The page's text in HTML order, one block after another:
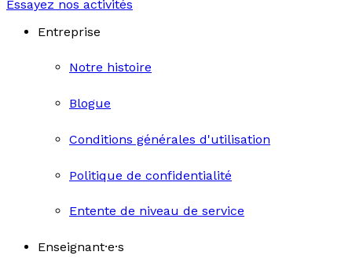
Essayez nos activités
Entreprise
Notre histoire
Blogue
Conditions générales d'utilisation
Politique de confidentialité
Entente de niveau de service
Enseignant·e·s